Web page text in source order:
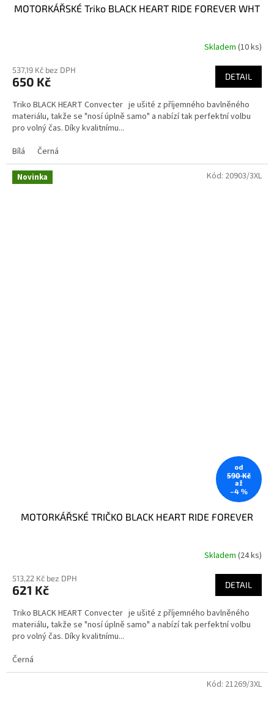
MOTORKÁŘSKÉ Triko BLACK HEART RIDE FOREVER WHT
Skladem (10 ks)
537,19 Kč bez DPH
650 Kč DETAIL
Triko BLACK HEART Convecter je ušité z příjemného bavlněného
materiálu, takže se "nosí úplně samo" a nabízí tak perfektní volbu
pro volný čas. Díky kvalitnímu...
Bílá
Černá
Novinka
od
590 Kč
až
–4 %
MOTORKÁŘSKÉ TRIČKO BLACK HEART RIDE FOREVER
Skladem (24 ks)
513,22 Kč bez DPH
621 Kč DETAIL
Triko BLACK HEART Convecter je ušité z příjemného bavlněného
materiálu, takže se "nosí úplně samo" a nabízí tak perfektní volbu
pro volný čas. Díky kvalitnímu...
Černá
Kód: 20903/3XL
Kód: 21269/3XL